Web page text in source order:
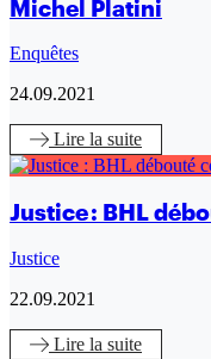
Michel Platini
Enquêtes
24.09.2021
Lire la suite
Justice : BHL
Justice
22.09.2021
Lire la suite